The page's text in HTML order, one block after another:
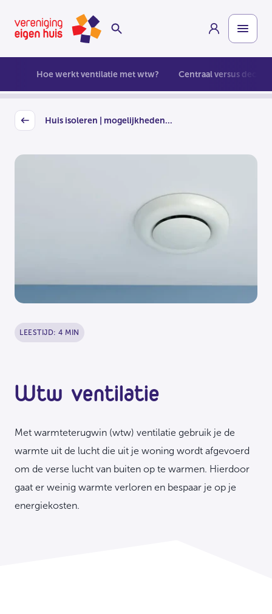
naar
hoofdinhoud
Homepage
Hoe werkt ventilatie met wtw? Centraal versus
Back
Huis isoleren | mogelijkheden...
LEESTIJD: 4 MIN
Wtw ventilatie
Met warmteterugwin (wtw) ventilatie gebruik je de
warmte uit de lucht die uit je woning wordt afgevoerd
om de verse lucht van buiten op te warmen. Hierdoor
gaat er weinig warmte verloren en bespaar je op je
energiekosten.